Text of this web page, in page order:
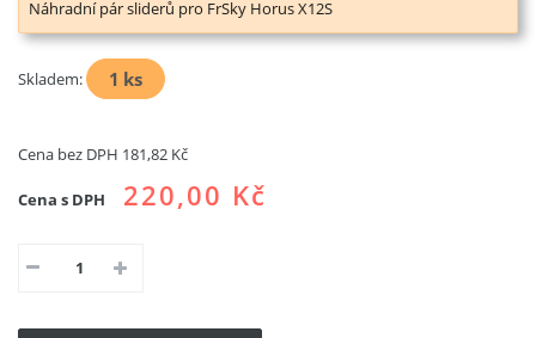
Náhradní pár sliderů pro FrSky Horus X12S
Skladem: 1 ks
Cena bez DPH 181,82 Kč
Cena s DPH 220,00 Kč